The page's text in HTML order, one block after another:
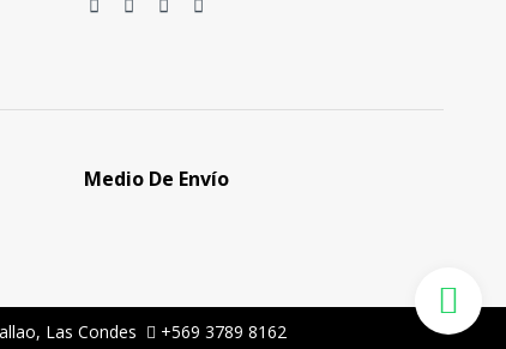
Medio De Envío
Las Condes +569 3789 8162